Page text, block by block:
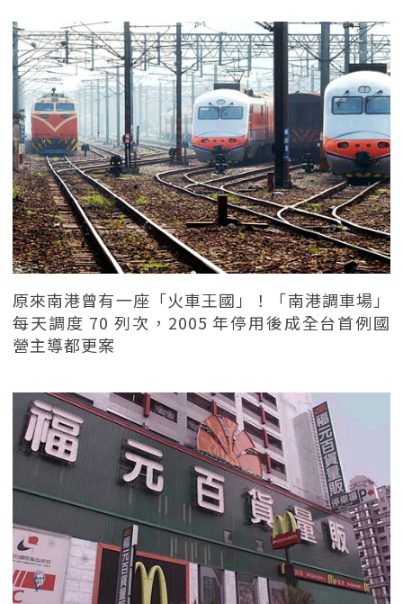
原來南港曾有一座「火車王國」！「南港調車場」
每天調度 70 列次，2005 年停用後成全台首例國
營主導都更案